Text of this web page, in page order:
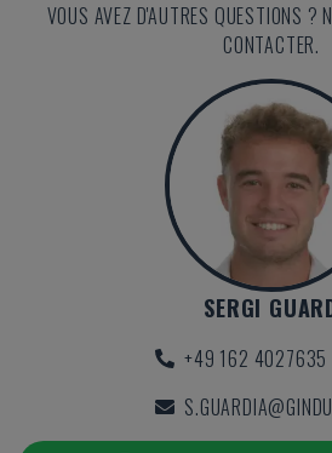
VOUS AVEZ D'AUTRES QUESTIONS ?
CONTACTER.
SERGI
+49 162 4027635